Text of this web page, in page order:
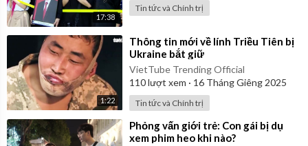
17:38
Tin tức và Chính trị
1:22
⁣Thông tin mới về lính Triều Tiên bị
Ukraine bắt giữ
VietTube Trending Official
110lượt xem · 16 Tháng Giêng 2025
Tin tức và Chính trị
⁣Phỏng vấn giới trẻ: Con gái bị dụ
xem phim heo khi nào?